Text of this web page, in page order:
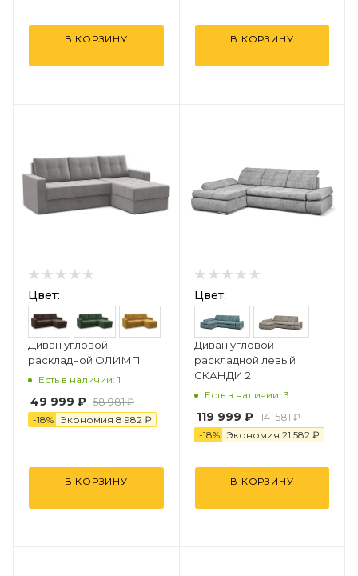
В КОРЗИНУ В КОРЗИНУ
Цвет:
Диван угловой
раскладной ОЛИМП
Есть в наличии: 1
49 999 ₽ 58 981 ₽
-18% Экономия 8 982 ₽
В КОРЗИНУ
Цвет:
Диван угловой
раскладной левый
СКАНДИ 2
Есть в наличии: 3
119 999 ₽ 141 581 ₽
-18% Экономия 21 582 ₽
В КОРЗИНУ